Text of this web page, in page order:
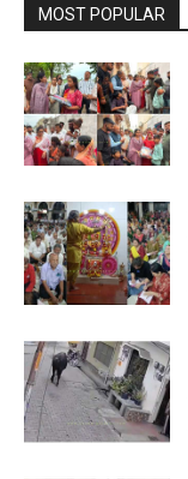
MOST POPULAR